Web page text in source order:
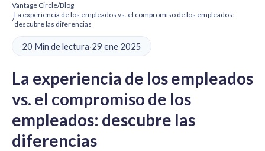
Vantage Circle/Blog
/
La experiencia de los empleados vs. el compromiso de los empleados:
descubre las diferencias
20 Min de lectura·29 ene 2025
La experiencia de los empleados
vs. el compromiso de los
empleados: descubre las
diferencias